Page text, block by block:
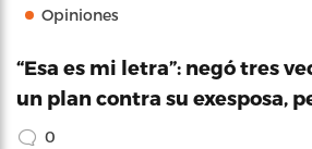
Opiniones
“Esa es mi letra”: negó tres
un plan contra su exesposa,
0